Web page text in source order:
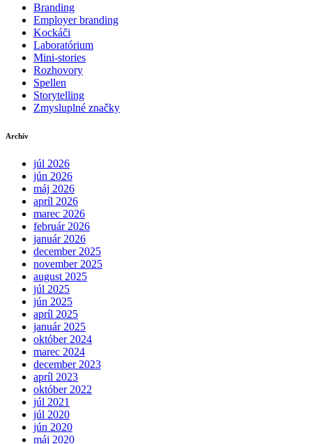
Branding
Employer branding
Kockáči
Laboratórium
Mini-stories
Rozhovory
Spellen
Storytelling
Zmysluplné značky
Archív
júl 2026
jún 2026
máj 2026
apríl 2026
marec 2026
február 2026
január 2026
december 2025
november 2025
august 2025
júl 2025
jún 2025
apríl 2025
január 2025
október 2024
marec 2024
december 2023
apríl 2023
október 2022
júl 2021
júl 2020
jún 2020
máj 2020